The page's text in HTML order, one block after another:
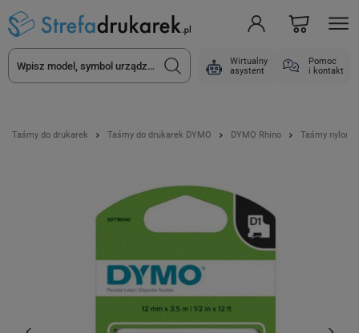
Wirtualny
asystent
Pomoc
i kontakt
Taśmy do drukarek Taśmy do drukarek DYMO DYMO Rhino Taśmy